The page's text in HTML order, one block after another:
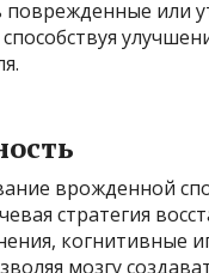
поврежденные или
врожденной
стратегия
когнитивные
мозгу